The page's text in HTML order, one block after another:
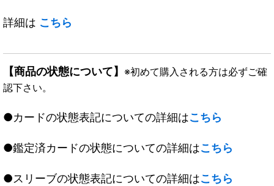
詳細は こちら
【商品の状態について】 ※初めて購入される方は必ずご確
認下さい。
●カードの状態表記についての詳細はこちら
●鑑定済カードの状態についての詳細はこちら
●スリーブの状態表記についての詳細はこちら